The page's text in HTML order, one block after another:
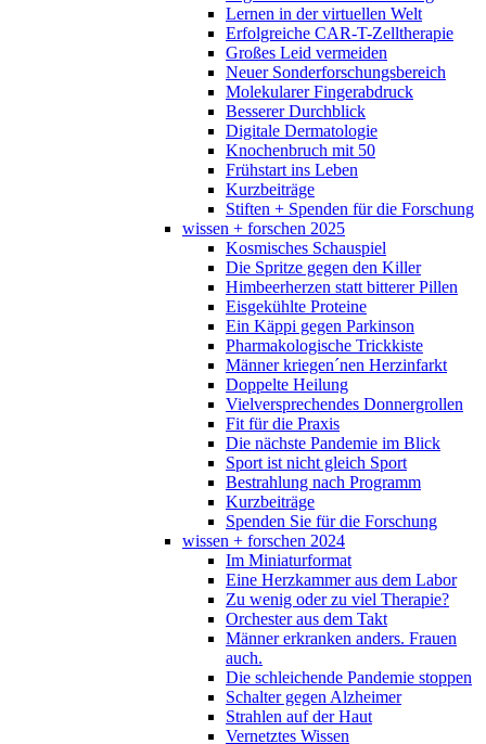
Lernen in der virtuellen Welt
Erfolgreiche CAR-T-Zelltherapie
Großes Leid vermeiden
Neuer Sonderforschungsbereich
Molekularer Fingerabdruck
Besserer Durchblick
Digitale Dermatologie
Knochenbruch mit 50
Frühstart ins Leben
Kurzbeiträge
Stiften + Spenden für die Forschung
wissen + forschen 2025
Kosmisches Schauspiel
Die Spritze gegen den Killer
Himbeerherzen statt bitterer Pillen
Eisgekühlte Proteine
Ein Käppi gegen Parkinson
Pharmakologische Trickkiste
Männer kriegen´nen Herzinfarkt
Doppelte Heilung
Vielversprechendes Donnergrollen
Fit für die Praxis
Die nächste Pandemie im Blick
Sport ist nicht gleich Sport
Bestrahlung nach Programm
Kurzbeiträge
Spenden Sie für die Forschung
wissen + forschen 2024
Im Miniaturformat
Eine Herzkammer aus dem Labor
Zu wenig oder zu viel Therapie?
Orchester aus dem Takt
Männer erkranken anders. Frauen
auch.
Die schleichende Pandemie stoppen
Schalter gegen Alzheimer
Strahlen auf der Haut
Vernetztes Wissen